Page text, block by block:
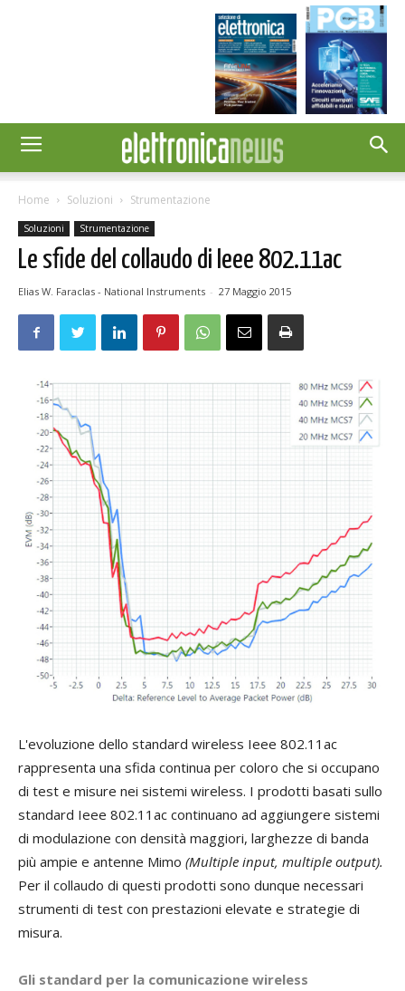
Home Soluzioni Strumentazione
Soluzioni Strumentazione
Le sfide del collaudo di Ieee 802.11ac
Elias W. Faraclas - National Instruments - 27 Maggio 2015
L'evoluzione dello standard wireless Ieee 802.11ac
rappresenta una sfida continua per coloro che si occupano
di test e misure nei sistemi wireless. I prodotti basati sullo
standard Ieee 802.11ac continuano ad aggiungere sistemi
di modulazione con densità maggiori, larghezze di banda
più ampie e antenne Mimo (Multiple input, multiple output).
Per il collaudo di questi prodotti sono dunque necessari
strumenti di test con prestazioni elevate e strategie di
misura.
Gli standard per la comunicazione wireless